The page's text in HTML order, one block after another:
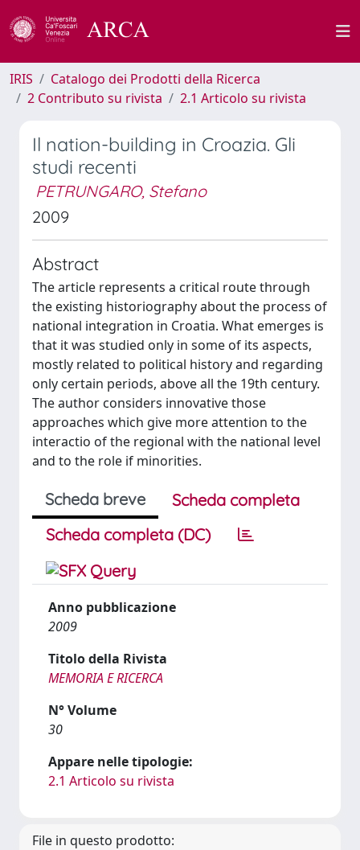
IRIS
Catalogo dei Prodotti della Ricerca
2 Contributo su rivista
2.1 Articolo su rivista
Il nation-building in Croazia. Gli
studi recenti
PETRUNGARO, Stefano
2009
Abstract
The article represents a critical route through
the existing historiography about the process of
national integration in Croatia. What emerges is
that it was studied only in some of its aspects,
mostly related to political history and regarding
only certain periods, above all the 19th century.
The author considers innovative those
approaches which give more attention to the
interactio of the regional with the national level
and to the role if minorities.
Scheda breve
Scheda completa
Scheda completa (DC)
Anno pubblicazione
2009
Titolo della Rivista
MEMORIA E RICERCA
N° Volume
30
Appare nelle tipologie:
2.1 Articolo su rivista
File in questo prodotto: